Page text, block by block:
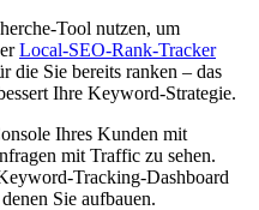
Tool nutzen, um
Local-SEO-Rank-Tracker
die Sie bereits ranken – das
Ihre Keyword-Strategie.
Ihres Kunden mit
mit Traffic zu sehen.
Tracking-Dashboard
Sie aufbauen.